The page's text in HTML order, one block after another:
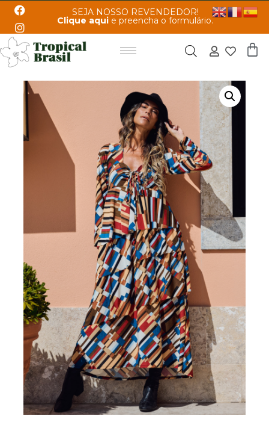
SEJA NOSSO REVENDEDOR!
Clique aqui e preencha o formulário.